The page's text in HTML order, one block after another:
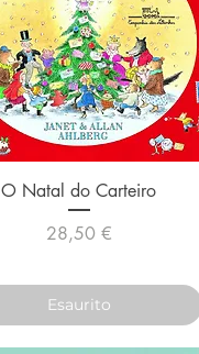
Vista rapida
O Natal do Carteiro
Prezzo
28,50 €
Esaurito